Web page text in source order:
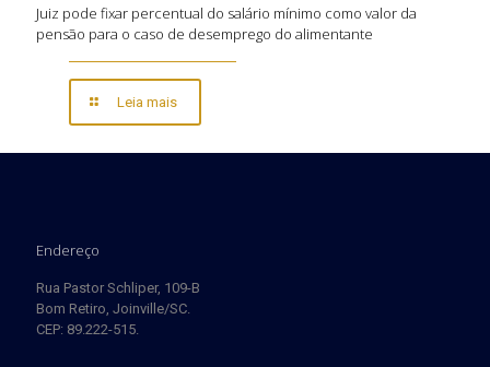
Juiz pode fixar percentual do salário mínimo como valor da
pensão para o caso de desemprego do alimentante
Leia mais
Endereço
Rua Pastor Schliper, 109-B
Bom Retiro, Joinville/SC.
CEP: 89.222-515.